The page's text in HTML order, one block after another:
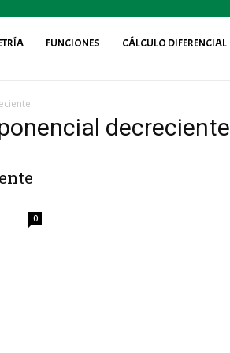
FUNCIONES CÁLCULO DIFERENCIAL
decreciente
0